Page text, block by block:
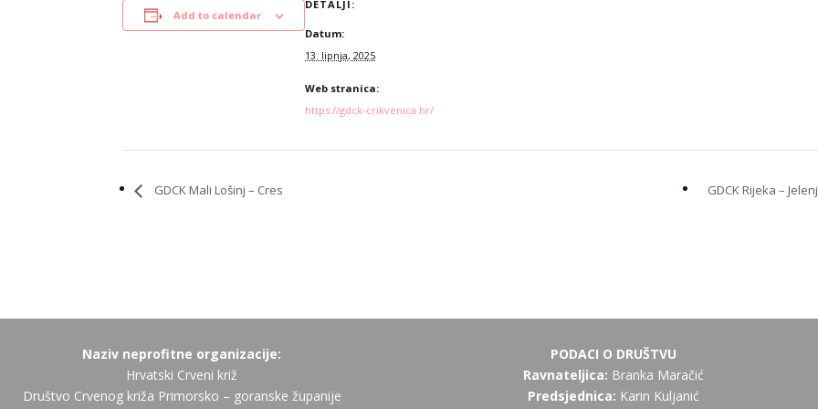
Add to calendar
DETALJI:
Datum:
13. lipnja, 2025
Web stranica:
https://gdck-crikvenica.hr/
GDCK Mali Lošinj – Cres GDCK Rijeka –
Naziv neprofitne organizacije:
Hrvatski Crveni križ
Društvo Crvenog križa Primorsko – goranske županije
PODACI O DRUŠTVU
Ravnateljica: Branka Maračić
Predsjednica: Karin Kuljanić